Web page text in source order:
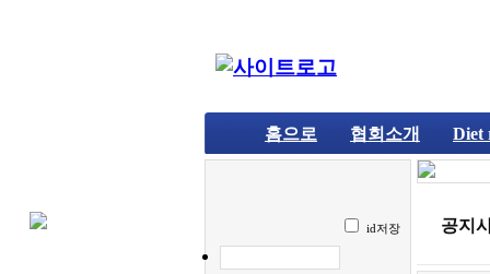
홈으로 협회소개 Diet
id저장 공지